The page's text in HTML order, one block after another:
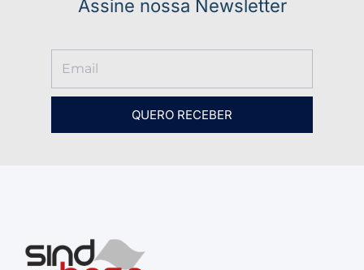
Assine nossa Newsletter
QUERO RECEBER